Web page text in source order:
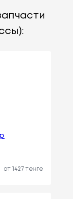
от 1427 тенге